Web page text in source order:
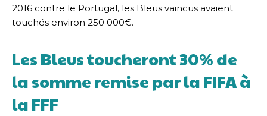
2016 contre le Portugal, les Bleus vaincus avaient
touchés environ 250 000€.
Les Bleus toucheront 30% de
la somme remise par la FIFA à
la FFF